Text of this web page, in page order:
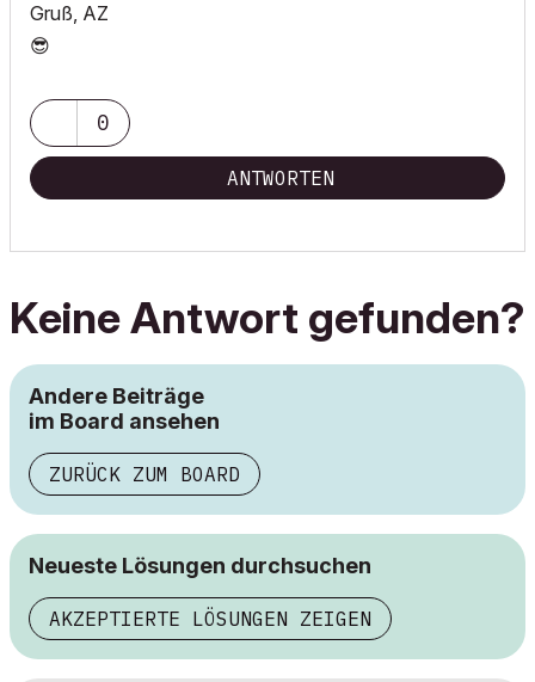
Gruß, AZ
😎
0
ANTWORTEN
Keine Antwort gefunden?
Andere Beiträge
im Board ansehen
ZURÜCK ZUM BOARD
Neueste Lösungen durchsuchen
AKZEPTIERTE LÖSUNGEN ZEIGEN